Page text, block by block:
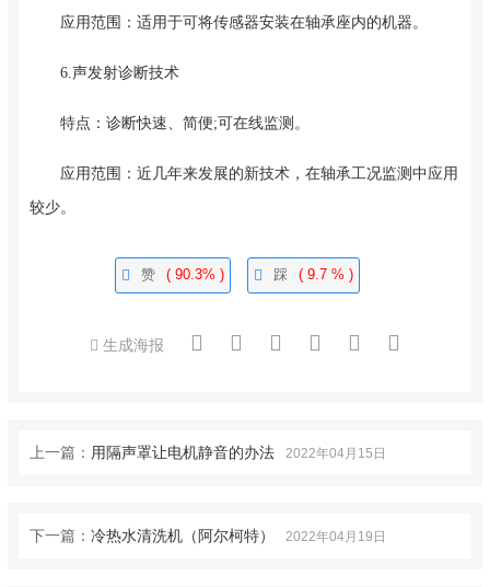
应用范围：适用于可将传感器安装在轴承座内的机器。
6.声发射诊断技术
特点：诊断快速、简便;可在线监测。
应用范围：近几年来发展的新技术，在轴承工况监测中应用
较少。
赞 ( 90.3% ) 踩 ( 9.7 % )
生成海报
上一篇： 用隔声罩让电机静音的办法 2022年04月15日
下一篇： 冷热水清洗机（阿尔柯特） 2022年04月19日